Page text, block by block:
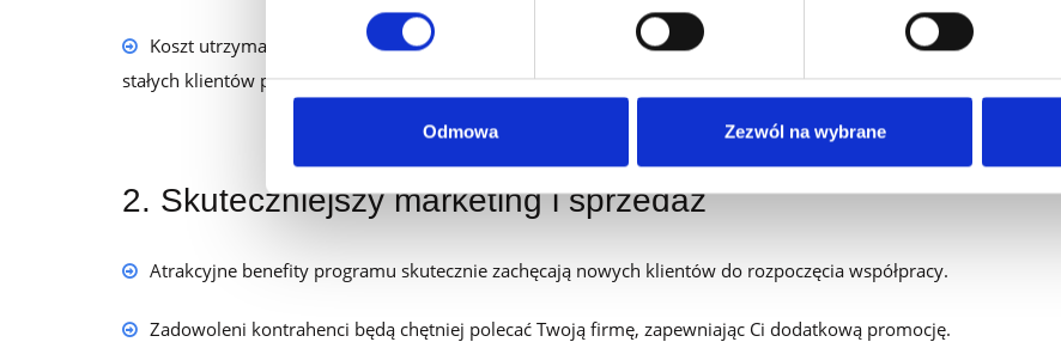
Odmowa Zezwól na wybrane
Koszt utrzymania lojalnego klienta jest 5-7 razy niższy niż pozyskanie nowego. Dzięki temu ten sam przychód ze
stałych klientów przynosi więcej zysku niż z nowych, na których pozyskanie trzeba wydać dodatkowe środki.
2. Skuteczniejszy marketing i sprzedaż
Atrakcyjne benefity programu skutecznie zachęcają nowych klientów do rozpoczęcia współpracy.
Zadowoleni kontrahenci będą chętniej polecać Twoją firmę, zapewniając Ci dodatkową promocję.